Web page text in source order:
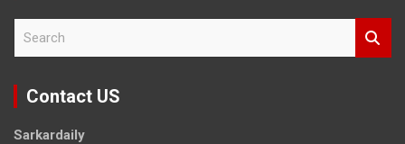
r
Contact US
Sarkardaily